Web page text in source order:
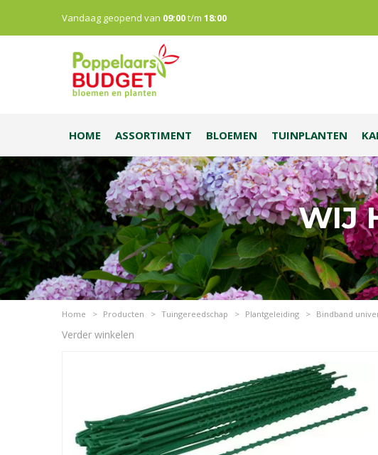
WIJ
Home > Producten > Tuingereedschap > Plantgeleiding > Bindband
Vandaag geopend van 09:00t/m 18:00
HOME ASSORTIMENT BLOEMEN TUINPLANTEN
Verder winkelen